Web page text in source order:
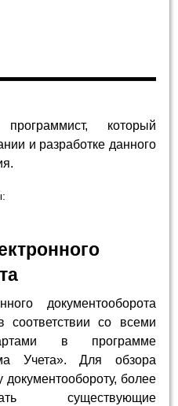
который
и разработке данного
документооборота
соответствии со всеми
в программе
Учета». Для обзора
более
существующие